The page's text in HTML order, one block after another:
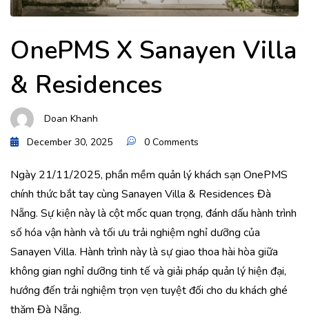
OnePMS X Sanayen Villa
& Residences
Doan Khanh
December 30, 2025
0 Comments
Ngày 21/11/2025, phần mềm quản lý khách sạn OnePMS
chính thức bắt tay cùng Sanayen Villa & Residences Đà
Nẵng. Sự kiện này là cột mốc quan trọng, đánh dấu hành trình
số hóa vận hành và tối ưu trải nghiệm nghỉ dưỡng của
Sanayen Villa. Hành trình này là sự giao thoa hài hòa giữa
không gian nghỉ dưỡng tinh tế và giải pháp quản lý hiện đại,
hướng đến trải nghiệm trọn vẹn tuyệt đối cho du khách ghé
thăm Đà Nẵng.